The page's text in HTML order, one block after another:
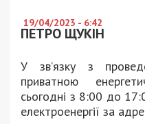
19/04/2023 - 6:42
ПЕТРО ЩУКІН
У зв’язку з
приватною
сьогодні з 8:00 до
електроенергії за